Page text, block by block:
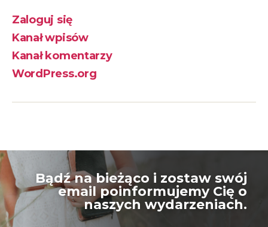
Zaloguj się
Kanał wpisów
Kanał komentarzy
WordPress.org
Bądź na bieżąco i zostaw swój
email poinformujemy Cię o
naszych wydarzeniach.